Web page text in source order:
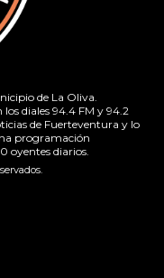
de La Oliva.
diales 94.4 FM y 94.2
de Fuerteventura y lo
programación
oyentes diarios.